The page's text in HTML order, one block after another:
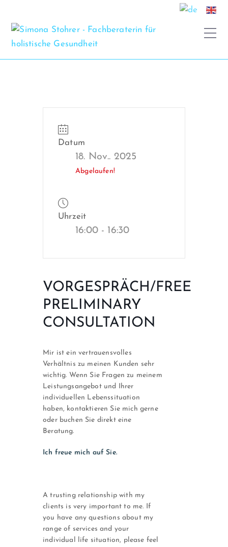
Datum
18. Nov.. 2025
Abgelaufen!
Uhrzeit
16:00 - 16:30
VORGESPRÄCH/FREE
PRELIMINARY
CONSULTATION
Mir ist ein vertrauensvolles
Verhältnis zu meinen Kunden sehr
wichtig. Wenn Sie Fragen zu meinem
Leistungsangebot und Ihrer
individuellen Lebenssituation
haben, kontaktieren Sie mich gerne
oder buchen Sie direkt eine
Beratung.
Ich freue mich auf Sie.
A trusting relationship with my
clients is very important to me. If
you have any questions about my
range of services and your
individual life situation, please feel